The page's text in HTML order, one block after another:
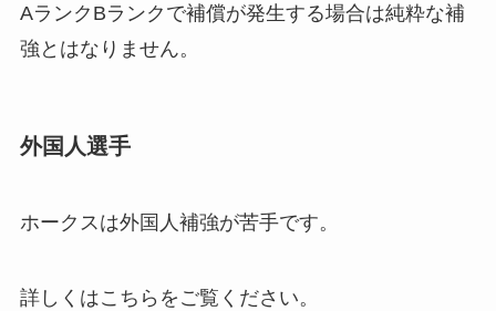
AランクBランクで補償が発生する場合は純粋な補
強とはなりません。
外国人選手
ホークスは外国人補強が苦手です。
詳しくはこちらをご覧ください。